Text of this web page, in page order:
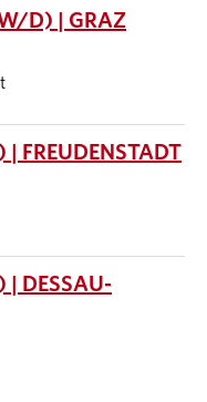
D) | GRAZ
FREUDENSTADT
| DESSAU-